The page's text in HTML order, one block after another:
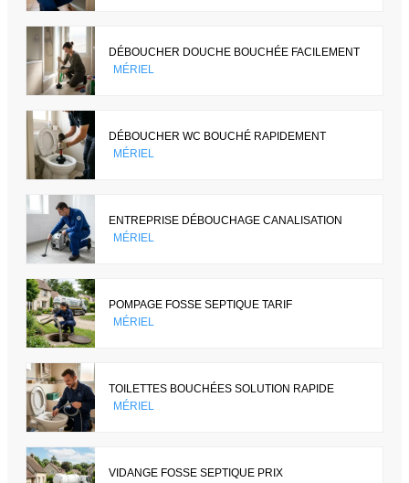
DÉBOUCHER DOUCHE BOUCHÉE FACILEMENT
MÉRIEL
DÉBOUCHER WC BOUCHÉ RAPIDEMENT
MÉRIEL
ENTREPRISE DÉBOUCHAGE CANALISATION
MÉRIEL
POMPAGE FOSSE SEPTIQUE TARIF
MÉRIEL
TOILETTES BOUCHÉES SOLUTION RAPIDE
MÉRIEL
VIDANGE FOSSE SEPTIQUE PRIX